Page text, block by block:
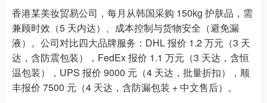
香港某美妆贸易公司，每月从韩国采购 150kg 护肤品，需
兼顾时效（5 天内达）、成本控制与货物安全（避免漏
液）。公司对比四大品牌服务：DHL 报价 1.2 万元（3 天
达，含防震包装），FedEx 报价 1.1 万元（3 天达，含恒
温包装），UPS 报价 9000 元（4 天达，批量折扣），顺
丰报价 7500 元（4 天达，含防漏包装 + 中文售后）。